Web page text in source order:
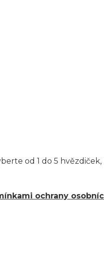
od 1 do 5
ochrany